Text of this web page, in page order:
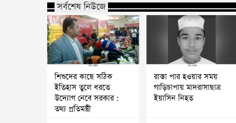
সর্বশেষ নিউজে
শিশুদের কাছে সঠিক
ইতিহাস তুলে ধরতে
উদ্যোগ নেবে সরকার :
তথ্য প্রতিমন্ত্রী
রাস্তা পার হওয়ার সময়
গাড়িচাপায় মাদরাসাছাত্র
ইয়াসিন নিহত